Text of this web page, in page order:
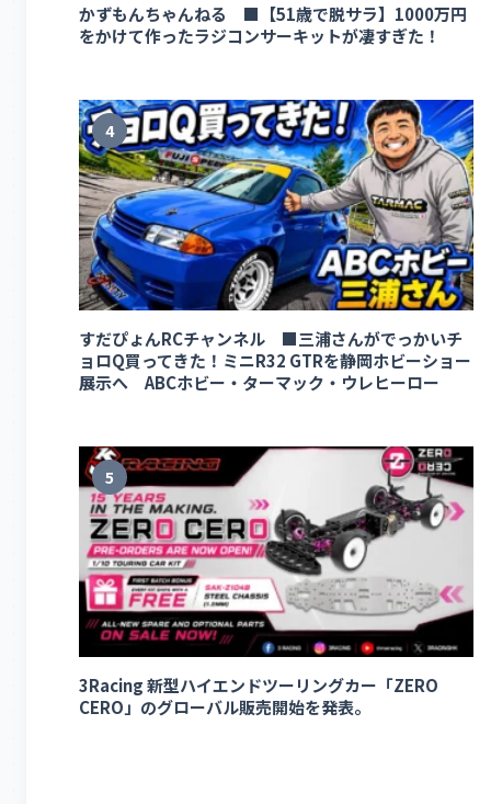
かずもんちゃんねる ■【51歳で脱サラ】1000万円
をかけて作ったラジコンサーキットが凄すぎた！
4
すだぴょんRCチャンネル ■三浦さんがでっかいチ
ョロQ買ってきた！ミニR32 GTRを静岡ホビーショー
展示へ ABCホビー・ターマック・ウレヒーロー
5
3Racing 新型ハイエンドツーリングカー「ZERO
CERO」のグローバル販売開始を発表。